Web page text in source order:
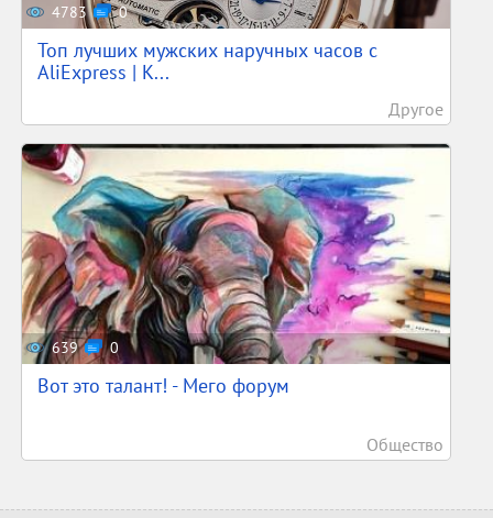
4783 0
Топ лучших мужских наручных часов с
AliExpress | К...
Другое
639 0
Вот это талант! - Мего форум
Общество